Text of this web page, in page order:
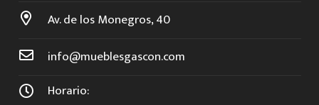
Av. de los Monegros, 40
info@mueblesgascon.com
Horario: